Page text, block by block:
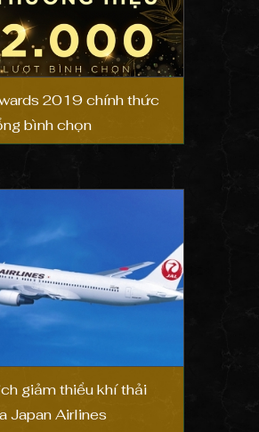
2019 chính thức
bình chọn
giảm thiểu khí thải
Japan Airlines